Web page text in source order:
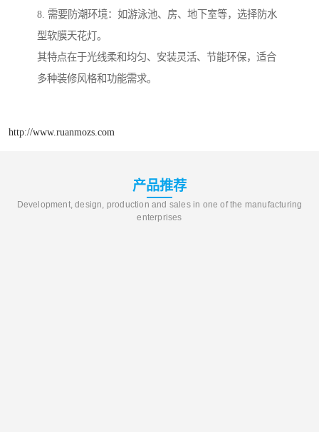
8. 需要防潮环境：如游泳池、房、地下室等，选择防水
型软膜天花灯。
其特点在于光线柔和均匀、安装灵活、节能环保，适合
多种装修风格和功能需求。
http://www.ruanmozs.com
产品推荐
Development, design, production and sales in one of the manufacturing
enterprises